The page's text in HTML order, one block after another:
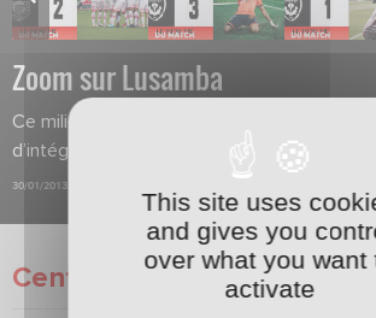
Zoom sur Lusamba
Ce milieu de terrain prometteur vient
d’intégrer l'équipe de France U17.
30/01/2013
Centre de formation
This site uses
and gives you
over what you want
activate